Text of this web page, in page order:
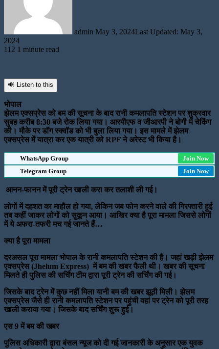
admin May 3, 2024Last Updated: May 3,
2024
112 1 minute read
🔊 Listen to this
भोपाल
झेलम एक्सप्रेस को बम की सूचना के बाद रानी कमलापति स्टेशन पर शुक्रवार
सुबह करीब 8:30 बजे रोक लिया गया। आरपीएफ व जीआरपी ने बोगी में चेकिंग
की। मौके पर डॉग स्क्वॉड को भी बुला लिया गया। इस मामले में झेलम
एक्सप्रेस में यात्रा कर एक यात्री को RPF ने अरेस्ट भी किया है।
WhatsApp Group
Join Now
Telegram Group
Join Now
आनन-फानन में पूरी ट्रेन खाली करा कर तलाशी ली गई।
लोगों में दहशत का माहौल हो गया, लेकिन जब फोन करने वाले की गिरफ्तारी हुई
तब कहीं जाकर लोगों को सुकून आया। आखिर क्या है पूरा मामला जिससे लोगों
में ये अफरा-तफरी मच गई जानते हैं…
क्या है पूरा मामला
दरअसल पूरा मामला भोपाल के रानी कमलापति स्टेशन की है। जहां खड़ी झेलम
एक्सप्रेस (Jhelum Express) में बम की खबर फैली थी। खबर की सूचना
मिलते ही पुलिस की सर्चिंग टीम द्वारा पूरी ट्रेन की सर्चिंग की गई।
जिसके बाद ट्रेन में कुछ नहीं मिला यानी बम की खबर झूठी मिली। झेलम
एक्सप्रेस जैसे ही रानी कमलापति स्टेशन पर पहुंची वहां पर ट्रेन को पूरी तरह
खाली कराया गया। जिसके बाद सर्चिंग शुरू हुई।
एस 9 में बम की खबर
पुलिस अधिकारी द्वारा बंसल न्यूज को दी गई जानकारी के अनुसार एक युवक